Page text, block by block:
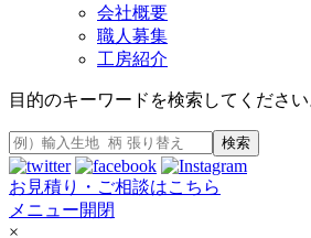
会社概要
職人募集
工房紹介
目的のキーワードを検索してください
検索
お見積り・ご相談はこちら
メニュー開閉
×